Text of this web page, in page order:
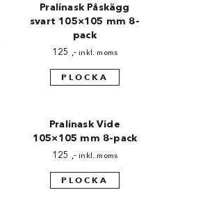
av Marron
reserverade.
Pralinask Påskägg
svart 105×105 mm 8-
pack
125 ,- inkl. moms
PLOCKA
Pralinask Vide
105×105 mm 8-pack
125 ,- inkl. moms
PLOCKA